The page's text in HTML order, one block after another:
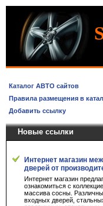
Каталог АВТО сайтов
Правила размещения в
Добавить ссылку
Новые ссылки
Интернет магазин
дверей от
Интернет магазин
ознакомиться с
массива сосны.
входных дверей,